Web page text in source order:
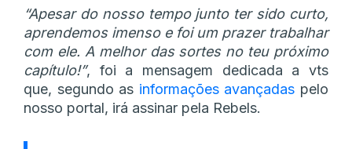
“Apesar do nosso tempo junto ter sido curto,
aprendemos imenso e foi um prazer trabalhar
com ele. A melhor das sortes no teu próximo
capítulo!”, foi a mensagem dedicada a vts
que, segundo as informações avançadas pelo
nosso portal, irá assinar pela Rebels.